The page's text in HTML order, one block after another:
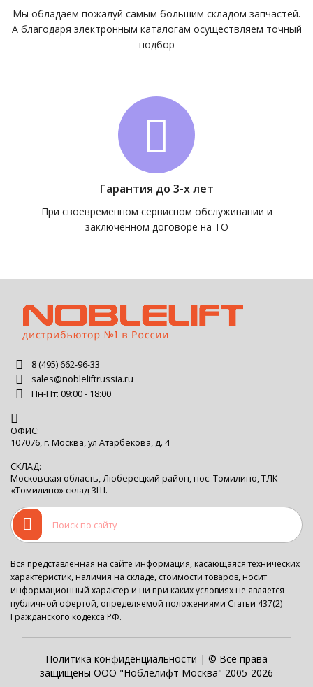
Мы обладаем пожалуй самым большим складом запчастей.
А благодаря электронным каталогам осуществляем точный
подбор
Гарантия до 3-х лет
При своевременном сервисном обслуживании и
заключенном договоре на ТО
8 (495) 662-96-33
sales@nobleliftrussia.ru
Пн-Пт: 09:00 - 18:00
ОФИС:
107076, г. Москва, ул Атарбекова, д. 4
СКЛАД:
Московская область, Люберецкий район, пос. Томилино, ТЛК
«Томилино» склад 3Ш.
Вся представленная на сайте информация, касающаяся технических
характеристик, наличия на складе, стоимости товаров, носит
информационный характер и ни при каких условиях не является
публичной офертой, определяемой положениями Статьи 437(2)
Гражданского кодекса РФ.
Политика конфиденциальности | © Все права
защищены ООО "Ноблелифт Москва" 2005-2026